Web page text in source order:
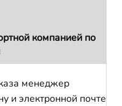
компанией по
менеджер
и электронной почте